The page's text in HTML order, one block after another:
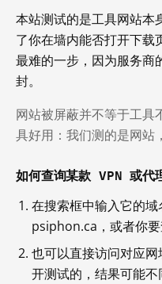
本站测试的是工具网站本
了你在墙内能否打开下
最难的一步，因为服务商
封。
网站被屏蔽并不等于工具
具好用：我们测的是网站
如何查询某款 VPN 或代
在搜索框中输入它的
psiphon.ca，或者你要
也可以直接访问对应
开测试的，结果可能不